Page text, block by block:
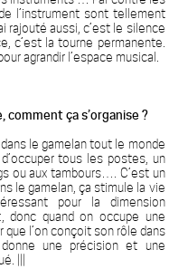
l’instrument sont tellement
rajouté aussi, c’est le silence
c’est la tourne permanente.
agrandir l’espace musical.
comment ça s’organise ?
dans le gamelan tout le monde
tous les postes, un
ou aux tambours…. C’est un
le gamelan, ça stimule la vie
pour la dimension
donc quand on occupe une
que l’on conçoit son rôle dans
une précision et une
|